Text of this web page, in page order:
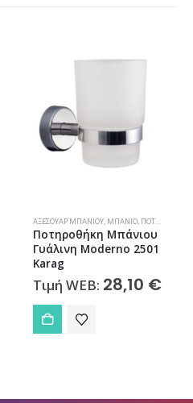
ΑΞΕΣΟΥΆΡ ΜΠΆΝΙΟΥ, ΜΠΆΝΙΟ, ΠΟΤΗΡΟΘΉΚΕΣ
Ποτηροθήκη Μπάνιου
Γυάλινη Moderno 2501
Karag
Τιμή WEB: 28,10 €